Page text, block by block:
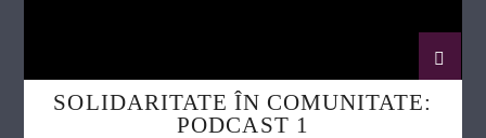
SOLIDARITATE ÎN COMUNITATE:
PODCAST 1